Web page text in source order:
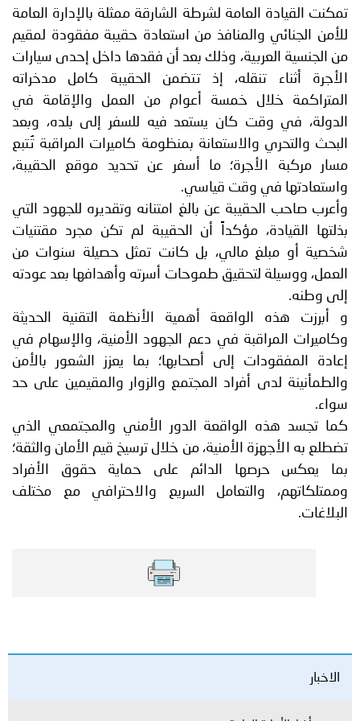
تمكنت القيادة العامة لشرطة الشارقة ممثلة بالإدارة العامة
للأمن الجنائي والمنافذ من استعادة حقيبة مفقودة لمقيم
من الجنسية العربية، وذلك بعد أن فقدها داخل إحدى سيارات
الأجرة أثناء تنقله، إذ تتضمن الحقيبة كامل مدخراته
المتراكمة خلال خمسة أعوام من العمل والإقامة في
الدولة، في وقت كان يستعد فيه للسفر إلى بلده، وبعد
البحث والتحري والاستعانة بمنظومة كاميرات المراقبة تُتبع
مسار مركبة الأجرة؛ ما أسفر عن تحديد موقع الحقيبة،
واستعادتها في وقت قياسي.
وأعرب صاحب الحقيبة عن بالغ امتنانه وتقديره للجهود التي
بذلتها القيادة، مؤكداً أن الحقيبة لم تكن مجرد مقتنيات
شخصية أو مبلغ مالي، بل كانت تمثل حصيلة سنوات من
العمل، ووسيلة لتحقيق طموحات أسرته وأهدافها بعد عودته
إلى وطنه.
و أبرزت هذه الواقعة أهمية الأنظمة التقنية الحديثة
وكاميرات المراقبة في دعم الجهود الأمنية، والإسهام في
إعادة المفقودات إلى أصحابها؛ بما يعزز الشعور بالأمن
والطمأنينة لدى أفراد المجتمع والزوار والمقيمين على حد
سواء.
كما تجسد هذه الواقعة الدور الأمني والمجتمعي الذي
تضطلع به الأجهزة الأمنية، من خلال ترسيخ قيم الأمان والثقة؛
بما يعكس حرصها الدائم على حماية حقوق الأفراد
وممتلكاتهم، والتعامل السريع والاحترافي مع مختلف
البلاغات.
الاخبار